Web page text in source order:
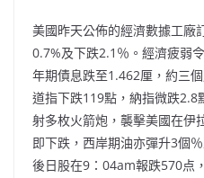
美國昨天公佈的經濟數據工廠
0.7%及下跌2.1％。經濟疲弱
年期債息跌至1.462厘，約三
道指下跌119點，納指微跌2.8
射多枚火箭炮，襲擊美國在伊
即下跌，西岸期油亦彈升3個
後日股在9：04am報跌570点